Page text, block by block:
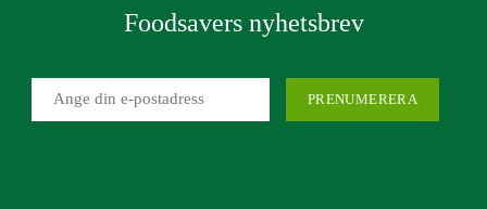
Foodsavers nyhetsbrev